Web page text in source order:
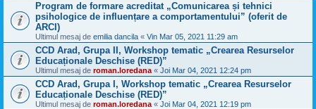
Program de formare acreditat „Comunicarea și tehnici
psihologice de influențare a comportamentului” (oferit de
ARCI)
Ultimul mesaj de emilia dancila « Vin Mar 05, 2021 11:29 am
CCD Arad, Grupa II, Workshop tematic „Crearea Resurselor
Educaționale Deschise (RED)”
Ultimul mesaj de roman.loredana « Joi Mar 04, 2021 12:24 pm
CCD Arad, Grupa I, Workshop tematic „Crearea Resurselor
Educaționale Deschise (RED)”
Ultimul mesaj de roman.loredana « Joi Mar 04, 2021 12:19 pm